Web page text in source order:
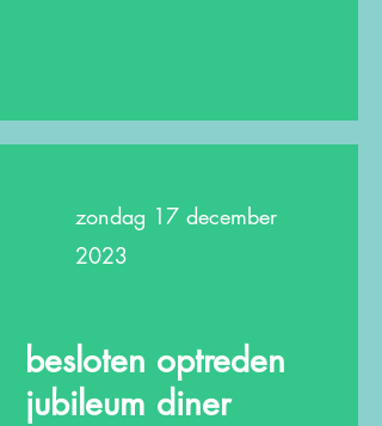
zondag 17 december
2023
besloten optreden
jubileum diner